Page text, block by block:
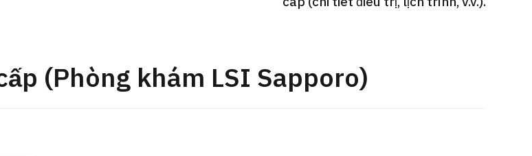
tâm kiểm tra sức khỏe tổng quát
Gói dịch vụ ý kiến y tế thứ hai cho
治療 治療
(Phòng khám LSI Sapporo)